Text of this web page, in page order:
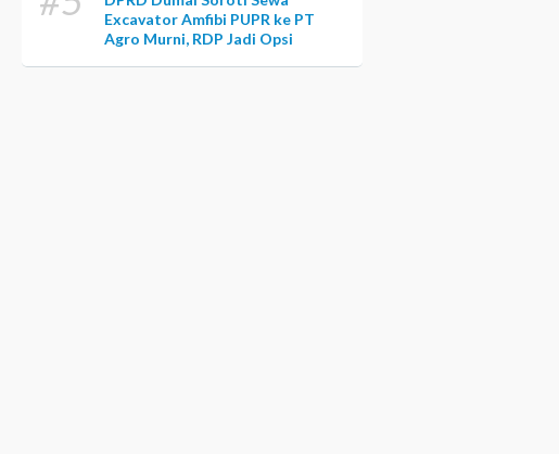
Excavator Amfibi PUPR ke PT
Agro Murni, RDP Jadi Opsi